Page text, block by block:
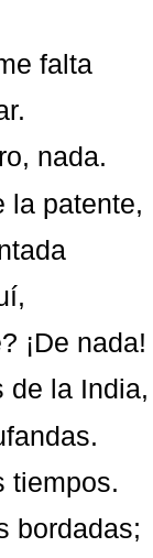
falta
nada.
la patente,
¡De nada!
de la India,
tiempos.
bordadas;